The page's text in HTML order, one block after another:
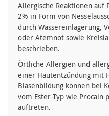
Allergische Reaktionen auf
2% in Form von
durch Wassereinlagerung,
oder Atemnot sowie
beschrieben.
Örtliche Allergien und
einer Hautentzündung mit
Blasenbildung können bei
vom Ester-Typ wie Procain
auftreten.